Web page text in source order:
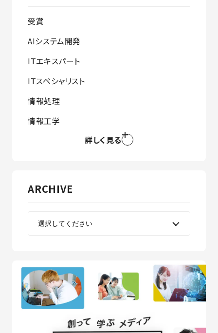
受賞
AIシステム開発
ITエキスパート
ITスペシャリスト
情報処理
情報工学
詳しく見る
ARCHIVE